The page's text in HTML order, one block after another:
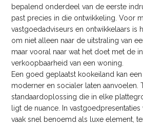
bepalend onderdeel van de eerste
past precies in die ontwikkeling. Voor
vastgoedadviseurs en ontwikkelaars is
om niet alleen naar de uitstraling van
maar vooral naar wat het doet met de
verkoopbaarheid van een woning.
Een goed geplaatst kookeiland kan
moderner en socialer laten aanvoelen.
standaardoplossing die in elke
ligt de nuance. In
vaak snel benoemd als luxe element,